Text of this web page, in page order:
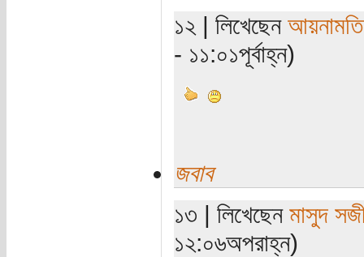
১২ | লিখেছেন আয়নামতি
- ১১:০১পূর্বাহ্ন)
জবাব
১৩ | লিখেছেন মাসুদ
১২:০৬অপরাহ্ন)